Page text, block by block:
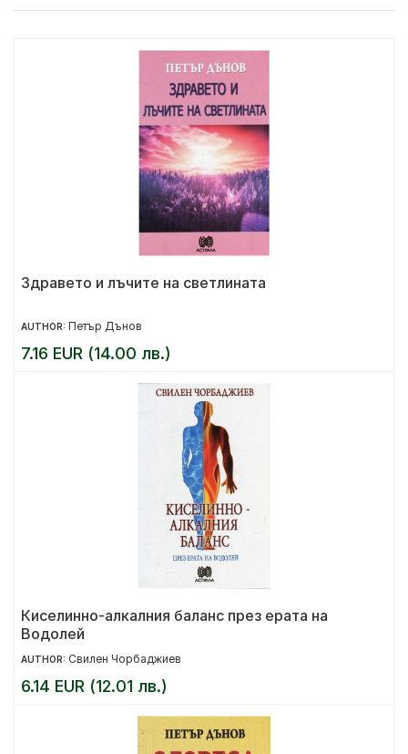
Здравето и лъчите на светлината
AUTHOR: Петър Дънов
7.16 EUR (14.00 лв.)
Киселинно-алкалния баланс през ерата на
Водолей
AUTHOR: Свилен Чорбаджиев
6.14 EUR (12.01 лв.)